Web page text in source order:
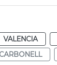
VALENCIA